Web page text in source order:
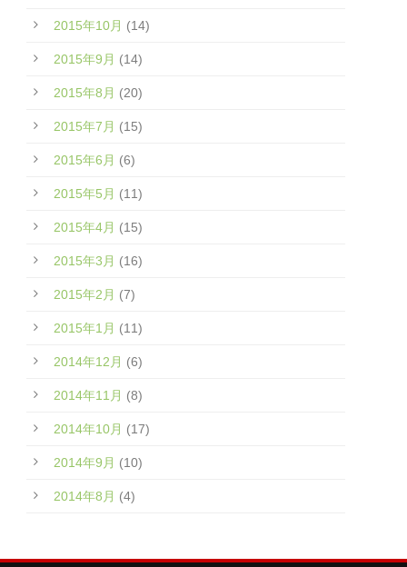
2015年10月 (14)
2015年9月 (14)
2015年8月 (20)
2015年7月 (15)
2015年6月 (6)
2015年5月 (11)
2015年4月 (15)
2015年3月 (16)
2015年2月 (7)
2015年1月 (11)
2014年12月 (6)
2014年11月 (8)
2014年10月 (17)
2014年9月 (10)
2014年8月 (4)